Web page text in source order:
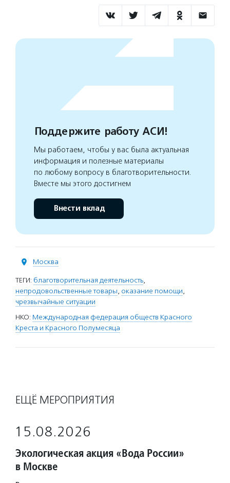
Поддержите работу АСИ!
Мы работаем, чтобы у вас была актуальная
информация и полезные материалы
по любому вопросу в благотворительности.
Вместе мы этого достигнем
Внести вклад
Москва
ТЕГИ: благотворительная деятельность,
непродовольственные товары, оказание помощи,
чрезвычайные ситуации
НКО: Международная федерация обществ Красного
Креста и Красного Полумесяца
ЕЩЁ МЕРОПРИЯТИЯ
15.08.2026
Экологическая акция «Вода России»
в Москве